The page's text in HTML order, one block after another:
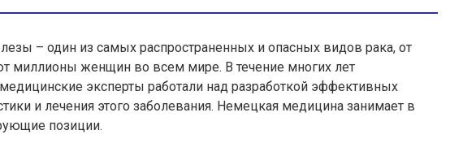
– один из самых распространенных и опасных видов рака, от
миллионы женщин во всем мире. В течение многих лет
эксперты работали над разработкой эффективных
и лечения этого заболевания. Немецкая медицина занимает в
позиции.